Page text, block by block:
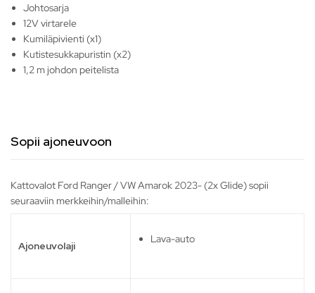
Johtosarja
12V virtarele
Kumiläpivienti (x1)
Kutistesukkapuristin (x2)
1,2 m johdon peitelista
Sopii ajoneuvoon
Kattovalot Ford Ranger / VW Amarok 2023- (2x Glide) sopii
seuraaviin merkkeihin/malleihin:
Ajoneuvolaji
Lava-auto